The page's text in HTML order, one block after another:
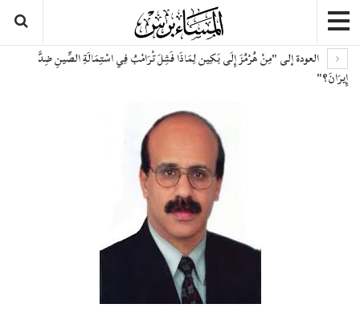
العودة إلى "مِنْ هُرْمُزَ إِلَى بَكِين لِمَاذَا فَشِلَ تْرَامْبُ فِي اسْتِمَالَةِ الصِّينِ ضِدَّ
إِيرَانَ؟"